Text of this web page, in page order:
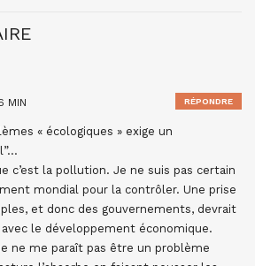
MIN
« écologiques » exige un
c’est la pollution. Je ne suis pas certain
mondial pour la contrôler. Une prise
et donc des gouvernements, devrait
le développement économique.
ne me paraît pas être un problème
RÉPONDRE